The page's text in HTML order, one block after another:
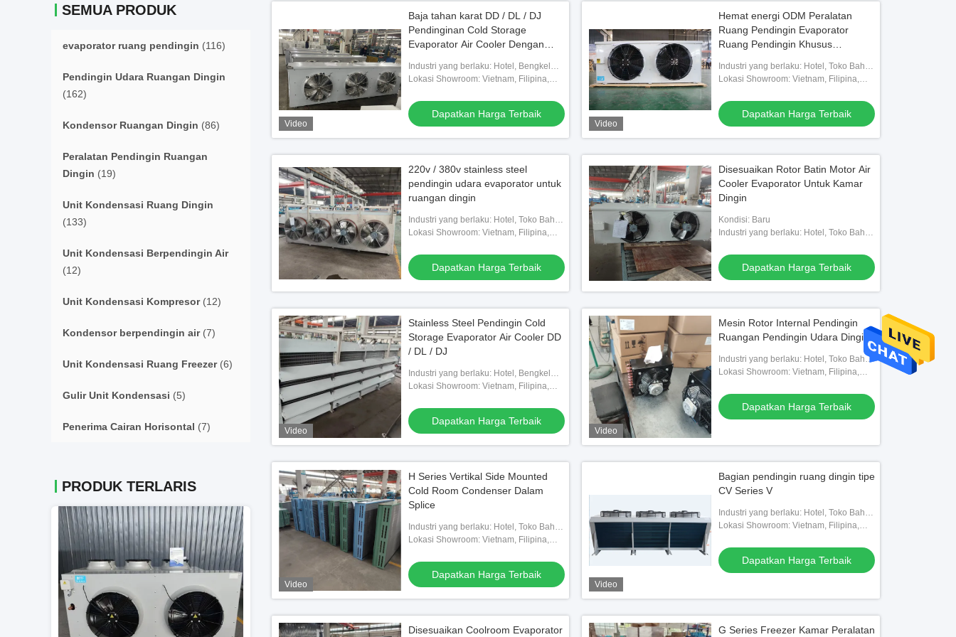
SEMUA PRODUK
evaporator ruang pendingin (116)
Pendingin Udara Ruangan Dingin
(162)
Kondensor Ruangan Dingin (86)
Peralatan Pendingin Ruangan
Dingin (19)
Unit Kondensasi Ruang Dingin
(133)
Unit Kondensasi Berpendingin Air
(12)
Unit Kondensasi Kompresor(12)
Kondensor berpendingin air(7)
Unit Kondensasi Ruang Freezer(6)
Gulir Unit Kondensasi (5)
Penerima Cairan Horisontal (7)
PRODUK TERLARIS
Video
Baja tahan karat DD / DL / DJ
Pendinginan Cold Storage
Evaporator Air Cooler Dengan
Industri yang berlaku: Hotel, Bengkel
Mesin, Pabrik Makanan & Minuman,
Eceran, Toko Makanan,
Lokasi Showroom: Vietnam, Filipina,
Uzbekistan, Tajikistan
Dapatkan Harga Terbaik
Video
Hemat energi ODM Peralatan
Ruang Pendingin Evaporator
Ruang Pendingin Khusus
Industri yang berlaku: Hotel, Toko Bahan
Bangunan, Bengkel Mesin, Pabrik
Penggunaan Rumah, E
Lokasi Showroom: Vietnam, Filipina,
Uzbekistan, Tajikistan
Dapatkan Harga Terbaik
220v / 380v stainless steel
pendingin udara evaporator untuk
ruangan dingin
Industri yang berlaku: Hotel, Toko Bahan
Bangunan, Bengkel Mesin, Pabrik
Penggunaan Rumah, E
Lokasi Showroom: Vietnam, Filipina,
Uzbekistan, Tajikistan
Dapatkan Harga Terbaik
Disesuaikan Rotor Batin Motor Air
Cooler Evaporator Untuk Kamar
Dingin
Kondisi: Baru
Industri yang berlaku: Hotel, Toko Bahan
Makanan & Minuman, Peternakan,
Penggunaan Rumah, E
Dapatkan Harga Terbaik
Video
Stainless Steel Pendingin Cold
Storage Evaporator Air Cooler DD
/ DL / DJ
Industri yang berlaku: Hotel, Bengkel
Mesin, Pabrik Makanan & Minuman,
Eceran, Toko Makanan,
Lokasi Showroom: Vietnam, Filipina,
Uzbekistan, Tajikistan
Dapatkan Harga Terbaik
Video
Mesin Rotor Internal Pendingin
Ruangan Pendingin Udara Dingin
Industri yang berlaku: Hotel, Toko Bahan
Bangunan, Bengkel Mesin, Pabrik
Penggunaan Rumah, E
Lokasi Showroom: Vietnam, Filipina,
Uzbekistan, Tajikistan
Dapatkan Harga Terbaik
Video
H Series Vertikal Side Mounted
Cold Room Condenser Dalam
Splice
Industri yang berlaku: Hotel, Toko Bahan
Bangunan, Bengkel Mesin, Pabrik
Penggunaan Rumah, E
Lokasi Showroom: Vietnam, Filipina,
Uzbekistan, Tajikistan
Dapatkan Harga Terbaik
Video
Bagian pendingin ruang dingin tipe
CV Series V
Industri yang berlaku: Hotel, Toko Bahan
Bangunan, Bengkel Mesin, Pabrik
Penggunaan Rumah, E
Lokasi Showroom: Vietnam, Filipina,
Uzbekistan, Tajikistan
Dapatkan Harga Terbaik
Disesuaikan Coolroom Evaporator
G Series Freezer Kamar Peralatan